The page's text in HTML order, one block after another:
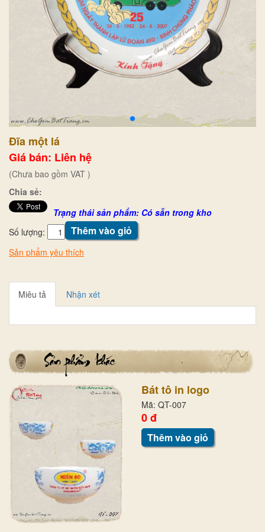
Đĩa một lá
Giá bán: Liên hệ
(Chưa bao gồm VAT )
Chia sẻ:
Trạng thái sản phẩm: Có sẵn trong kho
Số lượng:
Thêm vào giỏ
Sản phẩm yêu thích
Miêu tả Nhận xét
Bát tô in logo
Mã: QT-007
0 đ
Thêm vào giỏ